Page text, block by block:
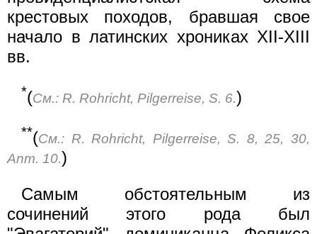
крестовых походов, бравшая свое
начало в латинских хрониках XII-XIII
вв.
*(См.: R. Rohricht, Pilgerreise, S. 6.)
**(См.: R. Rohricht, Pilgerreise, S. 8, 25, 30,
Anm. 10.)
Самым обстоятельным из
сочинений этого рода был